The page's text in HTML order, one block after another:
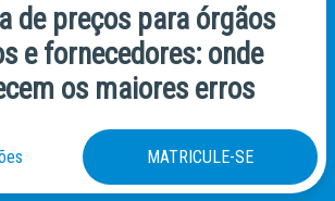
de preços para órgãos
e fornecedores: onde
os maiores erros